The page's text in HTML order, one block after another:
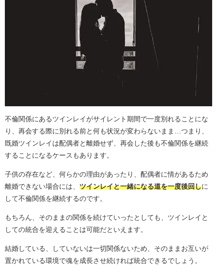
不倫関係にあるツインレイがサイレント期間で一度別れることにな
り、再会する際に別れる前と何も状況が変わらないまま…つまり、
既婚ツインレイは配偶者と離婚せず、再会した後も不倫関係を継続
することになるケースもあります。
子供の存在など、何らかの理由があったり、配偶者に情があるため
離婚できない場合には、 ツインレイと一緒になる道を一度後回しに
して不倫関係を継続するのです。
もちろん、そのままの関係を続けていったとしても、ツインレイと
しての統合を迎えることは可能だといえます。
結婚している、していないは一切関係ないため、そのままお互いが
置かれている環境で魂を成長させ続ければ統合できるでしょう。